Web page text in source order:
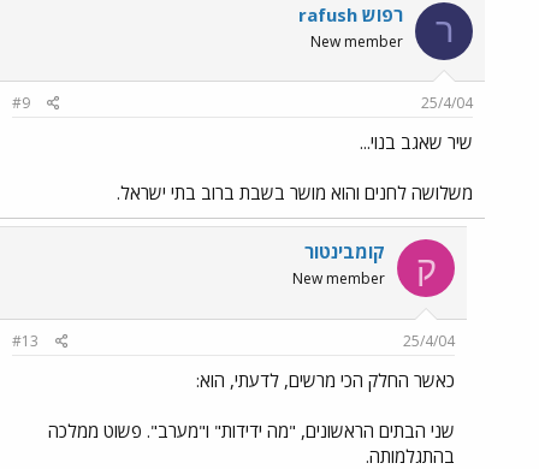
ר רפוש rafush
New member
25/4/04
#9
שיר שאגב בנוי...
משלושה לחנים והוא מושר בשבת ברוב בתי ישראל.
ק קומבינטור
New member
25/4/04
#13
כאשר החלק הכי מרשים, לדעתי, הוא:
שני הבתים הראשונים, "מה ידידות" ו"מערב". פשוט ממלכה
בהתגלמותה.